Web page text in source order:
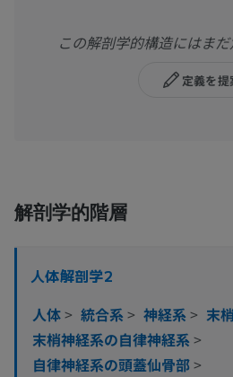
この解剖学的構造にはま
定義を提
解剖学的階層
人体解剖学2
人体> 統合系> 神経系> 末
末梢神経系の自律神経系>
自律神経系の頭蓋仙骨部>